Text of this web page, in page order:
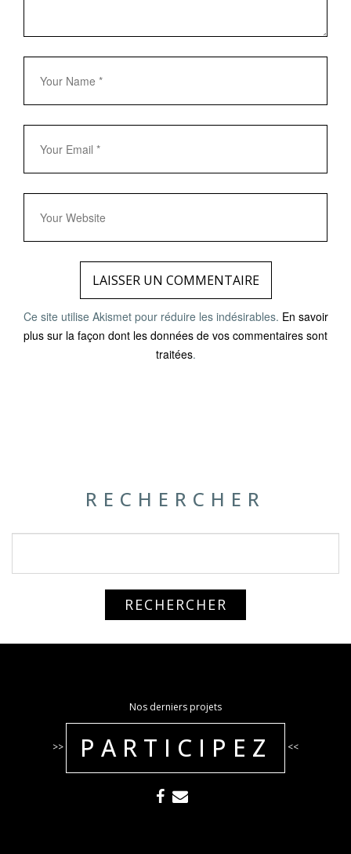
Ce site utilise Akismet pour réduire les indésirables. En savoir
plus sur la façon dont les données de vos commentaires sont
traitées.
RECHERCHER
Nos derniers projets
>> PARTICIPEZ <<